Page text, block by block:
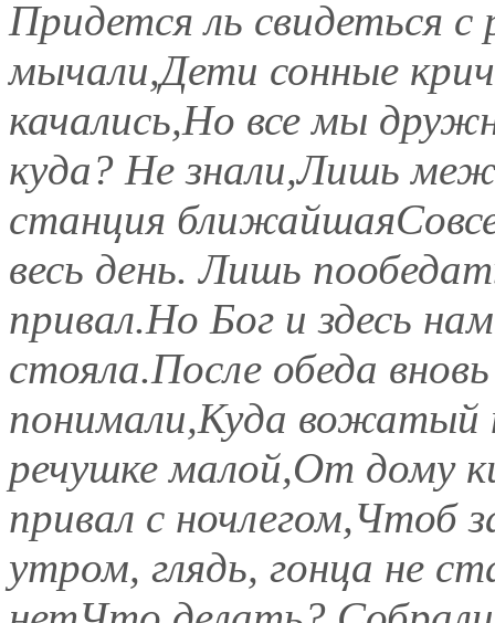
Придется ль свидеться
мычали,Дети сонные
качались,Но все мы
куда? Не знали,Лишь
станция
весь день. Лишь
привал.Но Бог и здесь
стояла.После обеда
понимали,Куда вожатый
речушке малой,От дому
привал с ночлегом,Чтоб
утром, глядь, гонца не